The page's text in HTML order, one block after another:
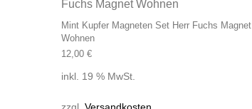
Mint Kupfer Magneten Set Herr Fuchs Magnet
Wohnen
12,00 €
inkl. 19 % MwSt.
zzgl. Versandkosten